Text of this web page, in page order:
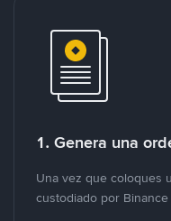
1. Genera una
Una vez que coloques
custodiado por Binance